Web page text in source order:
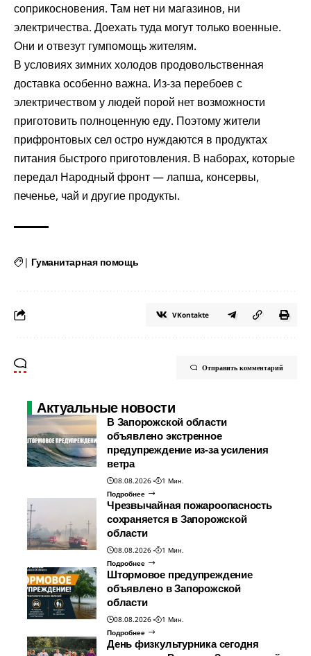
соприкосновения. Там нет ни магазинов, ни
электричества. Доехать туда могут только военные.
Они и отвезут гумпомощь жителям.
В условиях зимних холодов продовольственная
доставка особенно важна. Из-за перебоев с
электричеством у людей порой нет возможности
приготовить полноценную еду. Поэтому жители
прифронтовых сел остро нуждаются в продуктах
питания быстрого приготовления. В наборах, которые
передал Народный фронт — лапша, консервы,
печенье, чай и другие продукты.
| Гуманитарная помощь
VKontakte
Отправить комментарий
Актуальные новости
В Запорожской области
объявлено экстренное
предупреждение из-за усиления
ветра
08.08.2026
1 Мин.
Подробнее
Чрезвычайная пожароопасность
сохраняется в Запорожской
области
08.08.2026
1 Мин.
Подробнее
Штормовое предупреждение
объявлено в Запорожской
области
08.08.2026
1 Мин.
Подробнее
День физкультурника сегодня